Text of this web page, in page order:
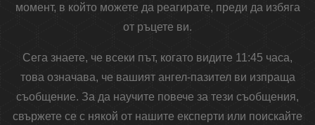
момент, в който можете да реагирате, преди да избяга
от ръцете ви.
Сега знаете, че всеки път, когато видите 11:45 часа,
това означава, че вашият ангел-пазител ви изпраща
съобщение. За да научите повече за тези съобщения,
свържете се с някой от нашите експерти или поискайте